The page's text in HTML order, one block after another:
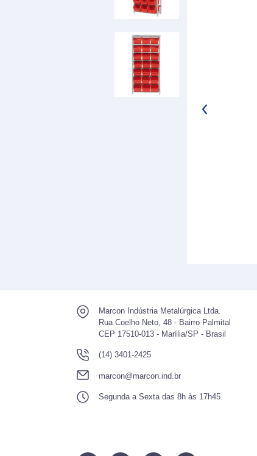
Marcon Indústria Metalúrgica Ltda.
Rua Coelho Neto, 48 - Bairro Palmital
CEP 17510-013 - Marília/SP - Brasil
(14) 3401-2425
marcon@marcon.ind.br
Segunda a Sexta das 8h às 17h45.